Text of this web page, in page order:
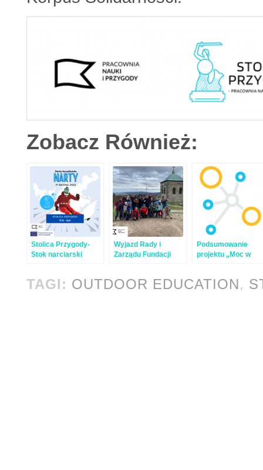
Zobacz Również:
Stolica Przygody-
Stok narciarski
Wyjazd Rady i
Zarządu Fundacji
Podsumowanie
projektu „Moc w
TAGI: OUTDOOR EDUCATION,